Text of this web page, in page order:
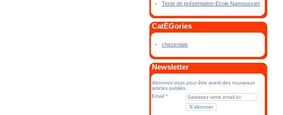
Texte de présentation-Ecole Namoussart
CatÉGories
chestrolais
Newsletter
Abonnez-vous pour être averti des nouveaux
articles publiés.
Email